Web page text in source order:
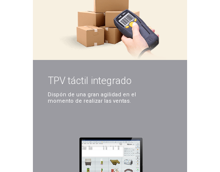
TPV táctil integrado
Dispón de una gran agilidad en el
momento de realizar las ventas.